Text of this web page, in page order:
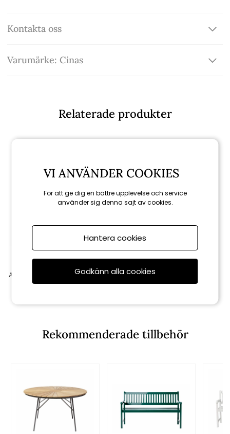
Kontakta oss
Varumärke: Cinas
Relaterade produkter
Cinas
Adirondack däckstolspall - vit
Rekommenderade tillbehör
VI ANVÄNDER COOKIES
För att ge dig en bättre upplevelse och service
använder sig denna sajt av cookies.
Hantera cookies
Godkänn alla cookies